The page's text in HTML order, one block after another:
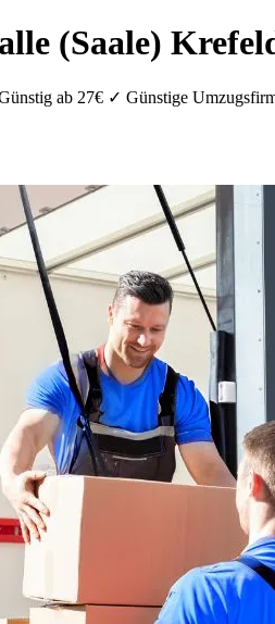
(Saale)
ab 27€ ✓ Günstige